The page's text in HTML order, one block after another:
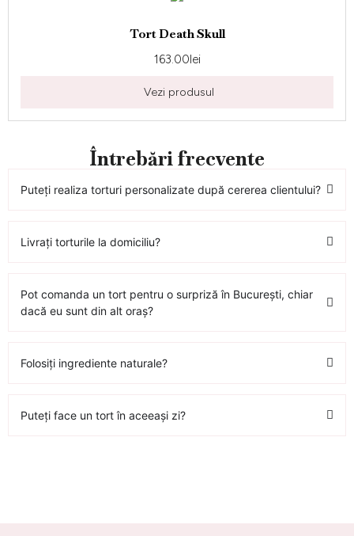
Tort Death Skull
163.00lei
Vezi produsul
Întrebări frecvente
Puteți realiza torturi personalizate după cererea clientului?
Livrați torturile la domiciliu?
Pot comanda un tort pentru o surpriză în București, chiar
dacă eu sunt din alt oraș?
Folosiți ingrediente naturale?
Puteți face un tort în aceeași zi?